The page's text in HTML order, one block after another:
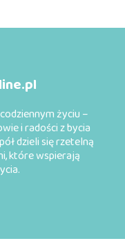
życiu –
i radości z bycia
dzieli się rzetelną
które wspierają